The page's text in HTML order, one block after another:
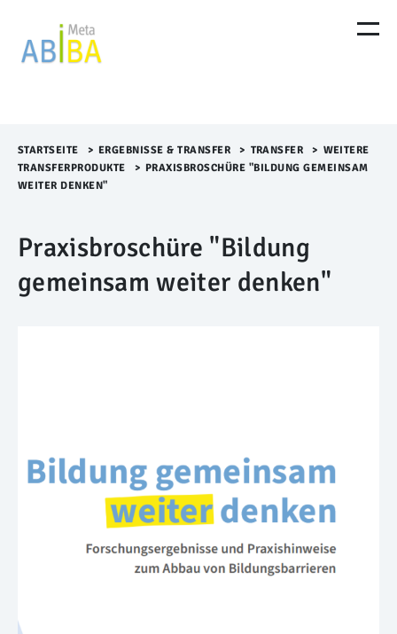
STARTSEITE >​ ERGEBNISSE & TRANSFER >​ TRANSFER >​ WEITERE
TRANSFERPRODUKTE
>​ PRAXISBROSCHÜRE "BILDUNG GEMEINSAM
WEITER DENKEN"
Praxisbroschüre "Bildung
gemeinsam weiter denken"